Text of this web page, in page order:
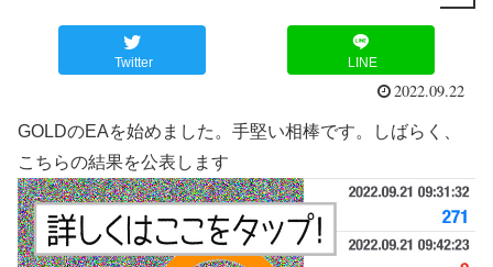
Twitter LINE
2022.09.22
GOLDのEAを始めました。手堅い相棒です。しばらく、
こちらの結果を公表します